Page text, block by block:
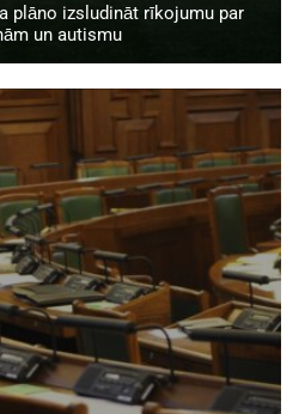
plāno izsludināt rīkojumu par
un autismu